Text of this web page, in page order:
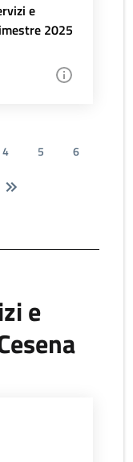
e
2025
4 5
6
e